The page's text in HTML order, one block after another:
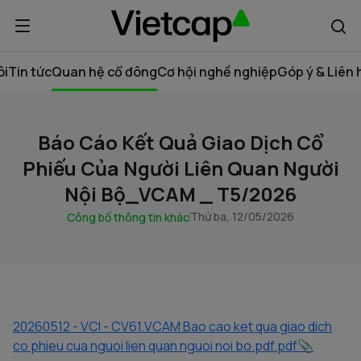
Tin tứcQuan hệ cổ đôngCơ hội nghề nghiệpGóp ý & Liên
Báo Cáo Kết Quả Giao Dịch Cổ
Phiếu Của Người Liên Quan Người
Nội Bộ_VCAM _ T5/2026
Công bố thông tin khácThứ ba, 12/05/2026
20260512 - VCI - CV61.VCAM Bao cao ket qua giao dich
co phieu cua nguoi lien quan nguoi noi bo.pdf.pdf